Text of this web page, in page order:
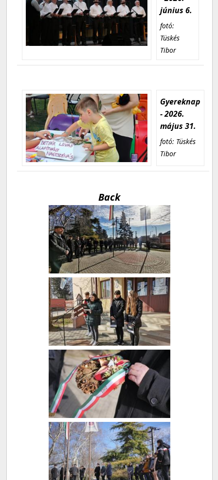
június 6.
fotó:
Tüskés
Tibor
Gyereknap
- 2026.
május 31.
fotó: Tüskés
Tibor
Back